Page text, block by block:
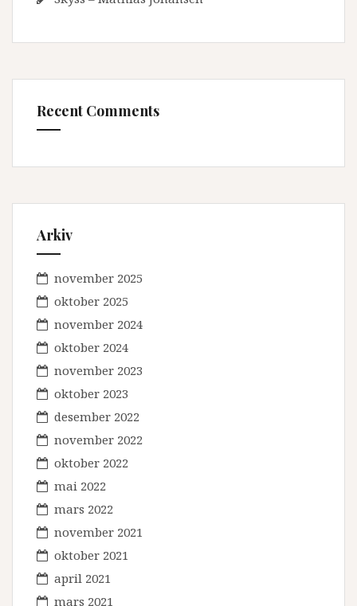
Recent Comments
Arkiv
november 2025
oktober 2025
november 2024
oktober 2024
november 2023
oktober 2023
desember 2022
november 2022
oktober 2022
mai 2022
mars 2022
november 2021
oktober 2021
april 2021
mars 2021